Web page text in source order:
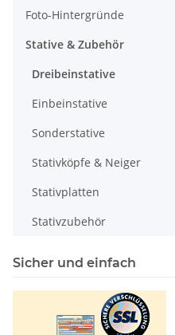
Foto-Hintergründe
Stative & Zubehör
Dreibeinstative
Einbeinstative
Sonderstative
Stativköpfe & Neiger
Stativplatten
Stativzubehör
Sicher und einfach